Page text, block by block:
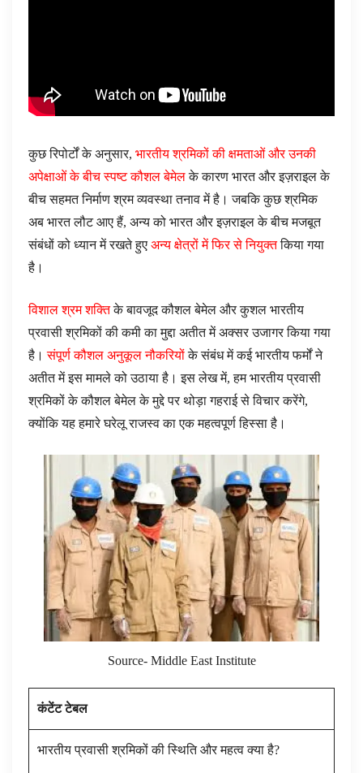
कुछ रिपोर्टों के अनुसार, भारतीय श्रमिकों की क्षमताओं और उनकी
अपेक्षाओं के बीच स्पष्ट कौशल बेमेलके कारण भारत और इज़राइल के
बीच सहमत निर्माण श्रम व्यवस्था तनाव में है। जबकि कुछ श्रमिक
अब भारत लौट आए हैं, अन्य को भारत और इज़राइल के बीच मजबूत
संबंधों को ध्यान में रखते हुए अन्य क्षेत्रों में फिर से नियुक्तकिया गया
है।
विशाल श्रम शक्तिके बावजूद कौशल बेमेल और कुशल भारतीय
प्रवासी श्रमिकों की कमी का मुद्दा अतीत में अक्सर उजागर किया गया
है।संपूर्ण कौशल अनुकूल नौकरियोंके संबंध में कई भारतीय फर्मों ने
अतीत में इस मामले को उठाया है। इस लेख में, हम भारतीय प्रवासी
श्रमिकों के कौशल बेमेल के मुद्दे पर थोड़ा गहराई से विचार करेंगे,
क्योंकि यह हमारे घरेलू राजस्व का एक महत्वपूर्ण हिस्सा है।
Source- Middle East Institute
कंटेंट टेबल
भारतीय प्रवासी श्रमिकों की स्थिति और महत्व क्या है?